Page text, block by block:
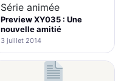
Série animée
Preview XY035 : Une
nouvelle amitié
3 juillet 2014